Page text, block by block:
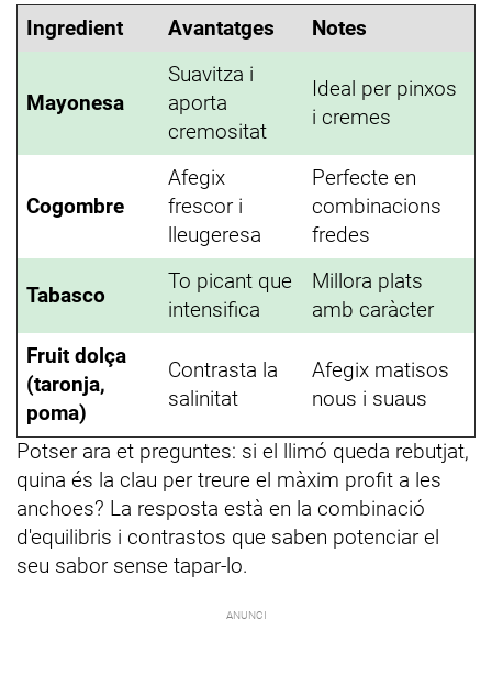
Ingredient Avantatges Notes
Mayonesa
Suavitza i
aporta
cremositat
Ideal per pinxos
i cremes
Cogombre
Afegix
frescor i
lleugeresa
Perfecte en
combinacions
fredes
Tabasco
To picant que
intensifica
Millora plats
amb caràcter
Fruit dolça
(taronja,
poma)
Contrasta la
salinitat
Afegix matisos
nous i suaus
Potser ara et preguntes: si el llimó queda rebutjat,
quina és la clau per treure el màxim profit a les
anchoes? La resposta està en la combinació
d'equilibris i contrastos que saben potenciar el
seu sabor sense tapar-lo.